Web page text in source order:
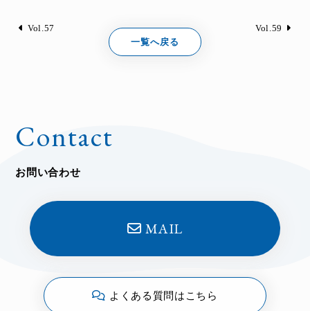
Vol.57 Vol.59
一覧へ戻る
Contact
お問い合わせ
MAIL
よくある質問はこちら